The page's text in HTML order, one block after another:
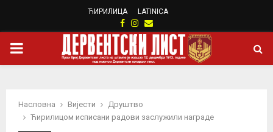
ЋИРИЛИЦА LATINICA
Facebook
Instagram
Email
PRIMARY
Насловна Вијести
Друштво
Ћирилицом исписани радови заслужили награде